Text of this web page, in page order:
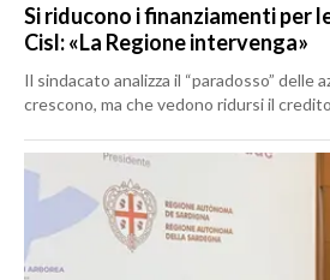
Si riducono i finanziamenti per
Cisl: «La Regione intervenga»
Il sindacato analizza il “paradosso” delle
crescono, ma che vedono ridursi il credito